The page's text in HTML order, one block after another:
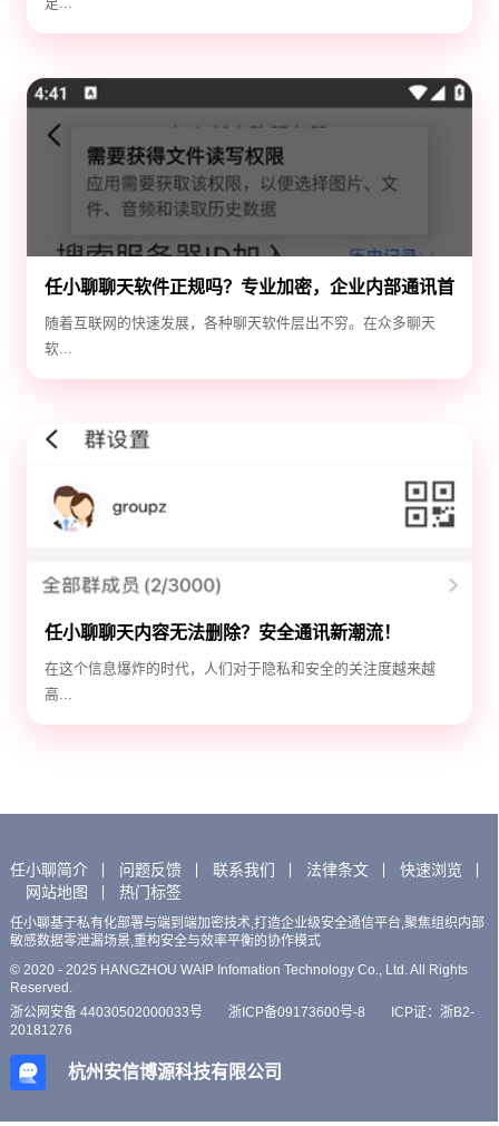
任小聊聊天软件正规吗？专业加密，企业内部通讯首
选！
随着互联网的快速发展，各种聊天软件层出不穷。在众多聊天
软...
任小聊聊天内容无法删除？安全通讯新潮流！
在这个信息爆炸的时代，人们对于隐私和安全的关注度越来越
高...
任小聊简介 问题反馈 联系我们 法律条文
快速浏览
网站地图
热门标签
任小聊基于私有化部署与端到端加密技术,打造企业级安全通信平台,聚焦组织内部
敏感数据零泄漏场景,重构安全与效率平衡的协作模式
© 2020 - 2025 HANGZHOU WAIP Infomation Technology Co., Ltd. All Rights
Reserved.
浙公网安备 44030502000033号
浙ICP备09173600号-8
ICP证：浙B2-
20181276
杭州安信博源科技有限公司